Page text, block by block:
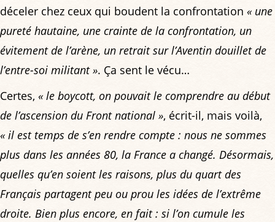
déceler chez ceux qui boudent la confrontation « une
pureté hautaine, une crainte de la confrontation, un
évitement de l’arène, un retrait sur l’Aventin douillet de
l’entre-soi militant ». Ça sent le vécu…
Certes, « le boycott, on pouvait le comprendre au début
de l’ascension du Front national », écrit-il, mais voilà,
« il est temps de s’en rendre compte : nous ne sommes
plus dans les années 80, la France a changé. Désormais,
quelles qu’en soient les raisons, plus du quart des
Français partagent peu ou prou les idées de l’extrême
droite. Bien plus encore, en fait : si l’on cumule les